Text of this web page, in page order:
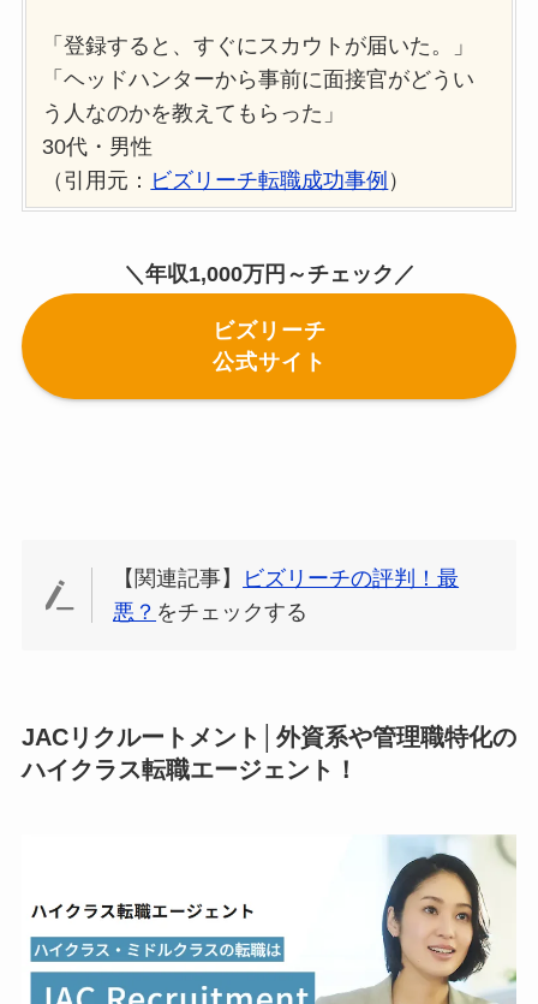
「登録すると、すぐにスカウトが届いた。」
「ヘッドハンターから事前に面接官がどうい
う人なのかを教えてもらった」
30代・男性
（引用元： ビズリーチ転職成功事例 ）
＼年収1,000万円～チェック／
ビズリーチ
公式サイト
【関連記事】
ビズリーチの評判！最
悪？ をチェックする
JACリクルートメント│外資系や管理職特化の
ハイクラス転職エージェント！